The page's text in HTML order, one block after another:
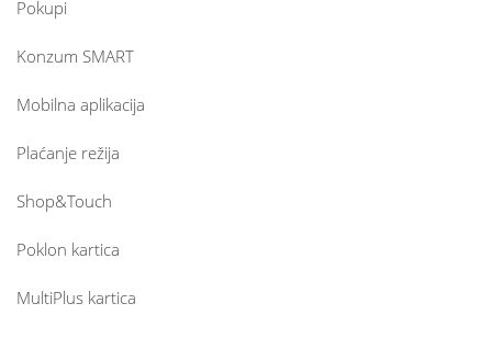
Pokupi
Konzum SMART
Mobilna aplikacija
Plaćanje režija
Shop&Touch
Poklon kartica
MultiPlus kartica